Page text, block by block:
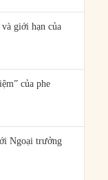
giới hạn của
của phe
Ngoại trưởng